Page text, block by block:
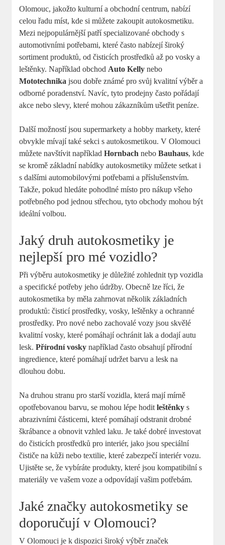
Olomouc, jakožto kulturní a obchodní centrum, nabízí
celou řadu míst, kde si můžete zakoupit autokosmetiku.
Mezi nejpopulárnější patří specializované obchody s
automotivními potřebami, které často nabízejí široký
sortiment produktů, od čisticích prostředků až po vosky a
leštěnky. Například obchod Auto Kelly nebo
Mototechnika jsou dobře známé pro svůj kvalitní výběr a
odborné poradenství. Navíc, tyto prodejny často pořádají
akce nebo slevy, které mohou zákazníkům ušetřit peníze.
Další možností jsou supermarkety a hobby markety, které
obvykle mívají také sekci s autokosmetikou. V Olomouci
můžete navštívit napříkladHornbach neboBauhaus, kde
se kromě základní nabídky autokosmetiky můžete setkat i
s dalšími automobilovými potřebami a příslušenstvím.
Takže, pokud hledáte pohodlné místo pro nákup všeho
potřebného pod jednou střechou, tyto obchody mohou být
ideální volbou.
Jaký druh autokosmetiky je
nejlepší pro mé vozidlo?
Při výběru autokosmetiky je důležité zohlednit typ vozidla
a specifické potřeby jeho údržby. Obecně lze říci, že
autokosmetika by měla zahrnovat několik základních
produktů: čisticí prostředky, vosky, leštěnky a ochranné
prostředky. Pro nové nebo zachovalé vozy jsou skvělé
kvalitní vosky, které pomáhají ochránit lak a dodají autu
lesk.Přírodní vosky například často obsahují přírodní
ingredience, které pomáhají udržet barvu a lesk na
dlouhou dobu.
Na druhou stranu pro starší vozidla, která mají mírně
opotřebovanou barvu, se mohou lépe hoditleštěnky s
abrazivními částicemi, které pomáhají odstranit drobné
škrábance a obnovit vzhled laku. Je také dobré investovat
do čisticích prostředků pro interiér, jako jsou speciální
čističe na kůži nebo textilie, které zabezpečí interiér vozu.
Ujistěte se, že vybíráte produkty, které jsou kompatibilní s
materiály ve vašem voze a odpovídají vašim potřebám.
Jaké značky autokosmetiky se
doporučují v Olomouci?
V Olomouci je k dispozici široký výběr značek